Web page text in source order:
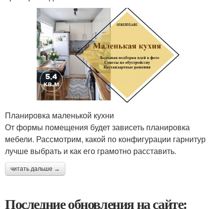
Планировка маленькой кухни
От формы помещения будет зависеть планировка
мебели. Рассмотрим, какой по конфигурации гарнитур
лучше выбрать и как его грамотно расставить.
читать дальше →
Последние обновления на сайте: